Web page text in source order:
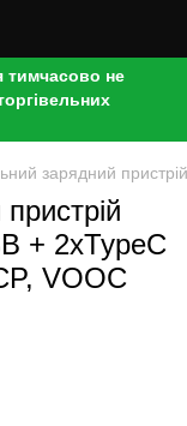
тимчасово не
зарядний
+ 2xTypeC
VOOC